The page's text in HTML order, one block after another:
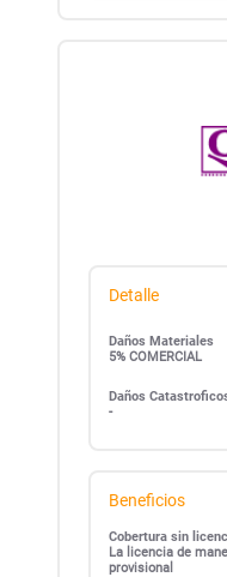
Detalle
Daños Materiales
5% COMERCIAL
Daños
-
Beneficios
Cobertura sin
La licencia de
provisional